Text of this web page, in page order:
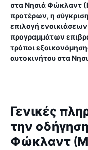
στα Νησιά Φώκλαντ
προτέρων, η
επιλογή
προγραμμάτων
τρόποι
αυτοκινήτου στα
Γενικές
την
Φώκλαντ